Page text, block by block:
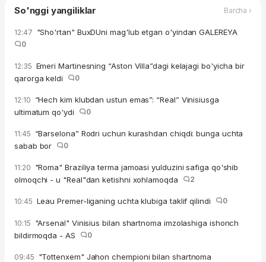
So'nggi yangiliklar Barcha ›
12:47 "Sho'rtan" BuxDUni mag'lub etgan o'yindan GALEREYA
0
12:35 Emeri Martinesning “Aston Villa”dagi kelajagi bo'yicha bir
qarorga keldi
0
12:10 “Hech kim klubdan ustun emas”: “Real” Vinisiusga
ultimatum qo'ydi
0
11:45 “Barselona” Rodri uchun kurashdan chiqdi: bunga uchta
sabab bor
0
11:20 "Roma" Braziliya terma jamoasi yulduzini safiga qo'shib
olmoqchi - u "Real"dan ketishni xohlamoqda
2
10:45 Leau Premer-liganing uchta klubiga taklif qilindi 0
10:15 "Arsenal" Vinisius bilan shartnoma imzolashiga ishonch
bildirmoqda - AS
0
09:45 "Tottenxem" Jahon chempioni bilan shartnoma